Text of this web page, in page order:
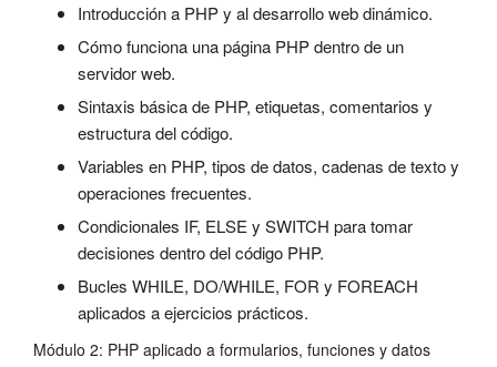
Introducción a PHP y al desarrollo web dinámico.
Cómo funciona una página PHP dentro de un
servidor web.
Sintaxis básica de PHP, etiquetas, comentarios y
estructura del código.
Variables en PHP, tipos de datos, cadenas de texto y
operaciones frecuentes.
Condicionales IF, ELSE y SWITCH para tomar
decisiones dentro del código PHP.
Bucles WHILE, DO/WHILE, FOR y FOREACH
aplicados a ejercicios prácticos.
Módulo 2: PHP aplicado a formularios, funciones y datos